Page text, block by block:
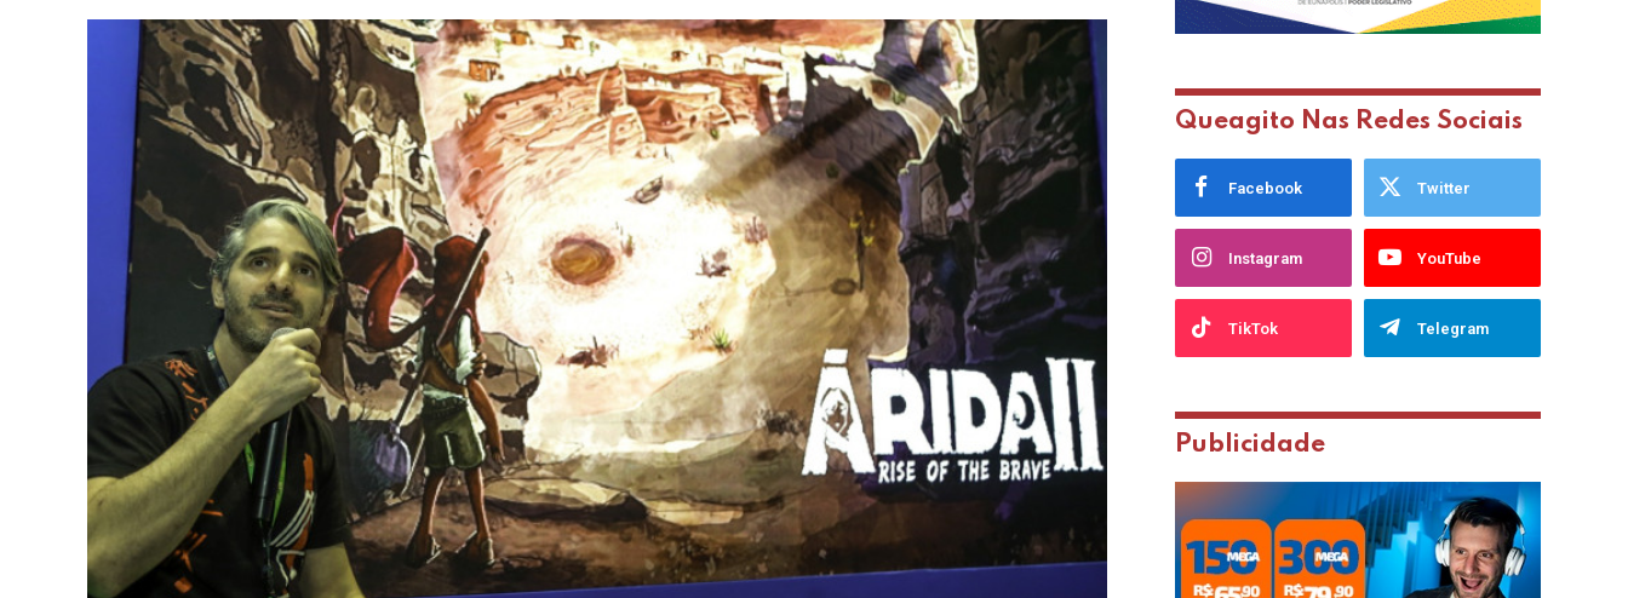
Queagito Nas Redes Sociais
Facebook Twitter
Instagram YouTube
TikTok Telegram
Publicidade